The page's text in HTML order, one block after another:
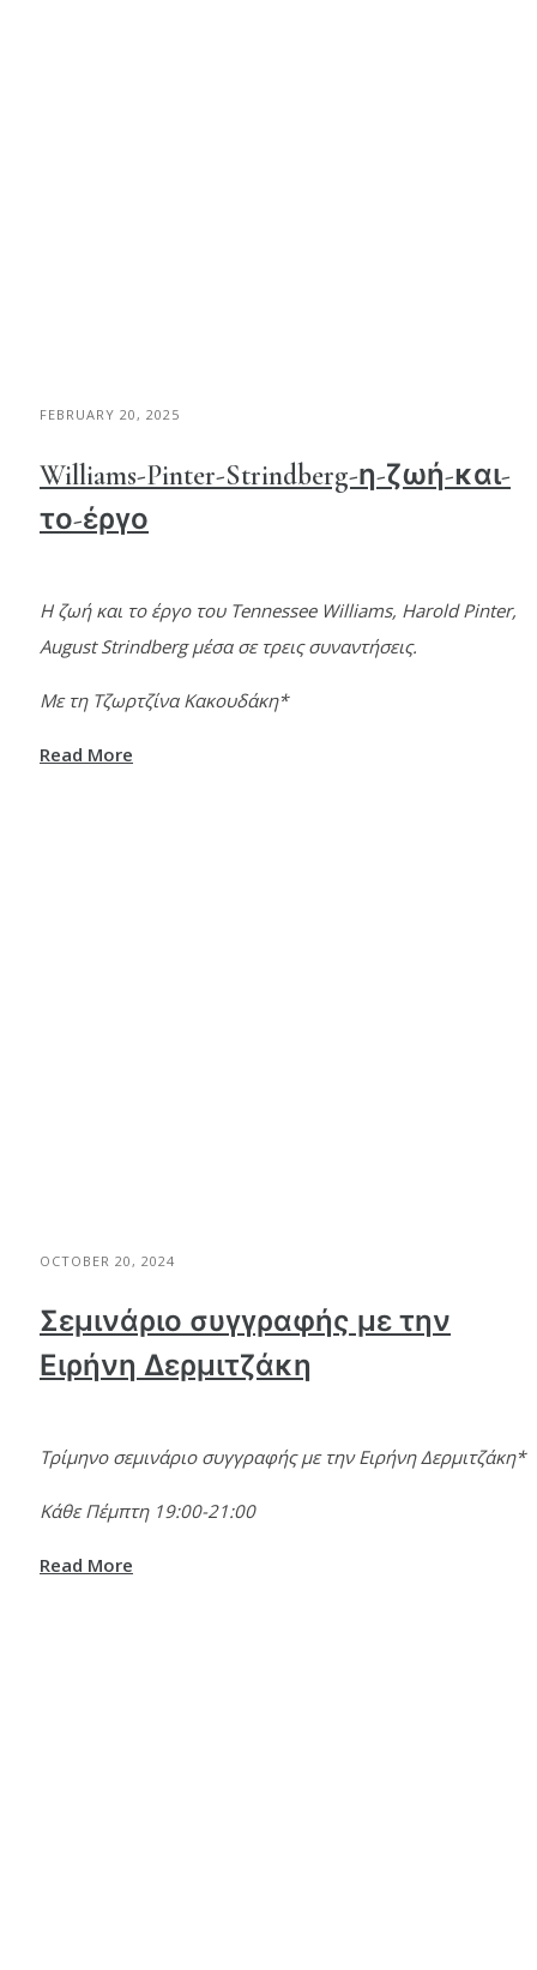
FEBRUARY 20, 2025
Williams-Pinter-Strindberg-η-ζωή-και-
το-έργο
Η ζωή και το έργο του Tennessee Williams, Harold Pinter,
August Strindberg μέσα σε τρεις συναντήσεις.
Με τη Τζωρτζίνα Κακουδάκη*
Read More
OCTOBER 20, 2024
Σεμινάριο συγγραφής με την
Ειρήνη Δερμιτζάκη
Τρίμηνο σεμινάριο συγγραφής με την Ειρήνη Δερμιτζάκη*
Κάθε Πέμπτη 19:00-21:00
Read More